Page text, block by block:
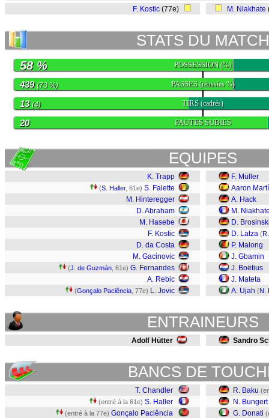
F. Kostic (77e) M. Niakhate
STATS DU MATCH
POSSESSION(%)
58 %
PASSES(réussies %)
439(73 %)
TIRS(cadrés)
13(4)
FAUTES SUBIES
20
EQUIPES
K. Trapp
(S. Haller, 61e) S. Falette
M. Hinteregger
D. Abraham
M. Hasebe
F. Kostic
D. da Costa
M. Gacinovic
(J. de Guzmán , 61e) G. Fernandes
A. Rebic
(Gonçalo Paciência , 77e) L. Jovic
F. Müller
Aaron
A. Hack
M.
D.
D. Latza (
P. Malong
J. Gbamin
J. Boëtius
J. Mateta
A. Ujah (N.
ENTRAINEURS
Adolf Hütter Sandro
BANCS DE
T. Chandler
(entré à la 61e) S. Haller
(entré à la 77e) Gonçalo Paciência
R. Baku
N. Bungert
G. Donati